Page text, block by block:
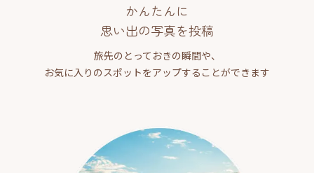
かんたんに
思い出の写真を投稿
旅先のとっておきの瞬間や、
お気に入りのスポットをアップすることができます